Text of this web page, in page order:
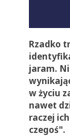
Rzadko
jaram.
w życiu
nawet
raczej
czegoś".